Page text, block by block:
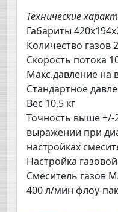
Технические
Габариты
Количество газов
Скорость потока
Макс.давление на
Стандартное
Вес 10,5 кг
Точность выше +/-
выражении при
настройках
Настройка
Смеситель газов
400 л/мин флоу-